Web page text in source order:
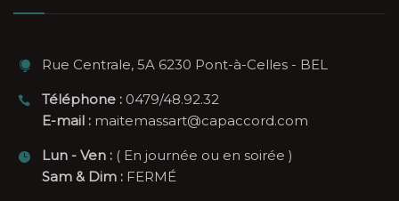
Rue Centrale, 5A 6230 Pont-à-Celles - BEL
Téléphone : 0479/48.92.32
E-mail : maitemassart@capaccord.com
Lun - Ven : ( En journée ou en soirée )
Sam & Dim : FERMÉ